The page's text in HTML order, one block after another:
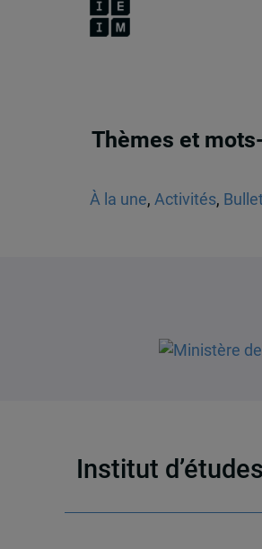
Thèmes et
À la une, Activités,
Institut